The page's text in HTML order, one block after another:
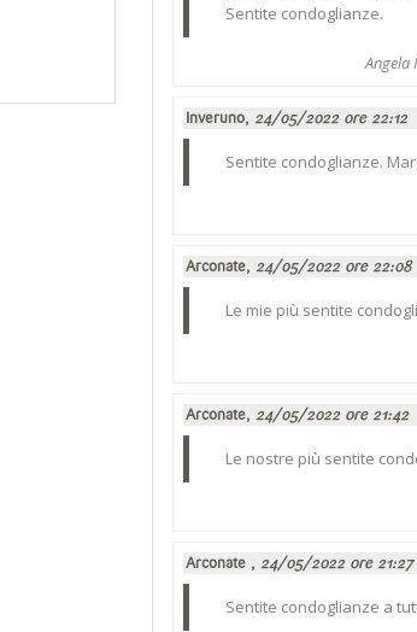
Sentite condoglianze.
Angela
Inveruno, 24/05/2022 ore 22:12
Sentite condoglianze.
Arconate, 24/05/2022 ore 22:08
Le mie più sentite
Arconate, 24/05/2022 ore 21:42
Le nostre più sentite
Arconate , 24/05/2022 ore 21:27
Sentite condoglianze a